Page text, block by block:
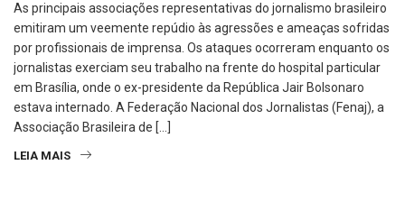
As principais associações representativas do jornalismo brasileiro
emitiram um veemente repúdio às agressões e ameaças sofridas
por profissionais de imprensa. Os ataques ocorreram enquanto os
jornalistas exerciam seu trabalho na frente do hospital particular
em Brasília, onde o ex-presidente da República Jair Bolsonaro
estava internado. A Federação Nacional dos Jornalistas (Fenaj), a
Associação Brasileira de […]
LEIA MAIS